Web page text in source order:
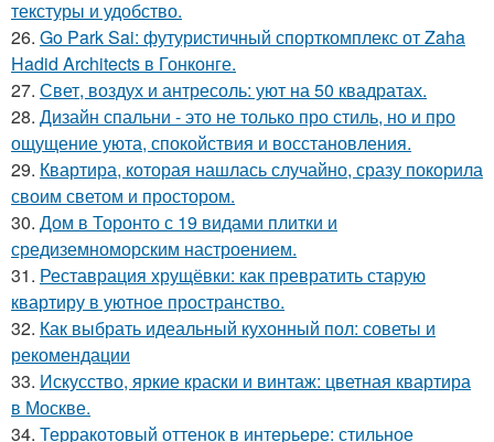
текстуры и удобство.
26. Go Park Sai: футуристичный спорткомплекс от Zaha
Hadid Architects в Гонконге.
27. Свет, воздух и антресоль: уют на 50 квадратах.
28. Дизайн спальни - это не только про стиль, но и про
ощущение уюта, спокойствия и восстановления.
29. Квартира, которая нашлась случайно, сразу покорила
своим светом и простором.
30. Дом в Торонто с 19 видами плитки и
средиземноморским настроением.
31. Реставрация хрущёвки: как превратить старую
квартиру в уютное пространство.
32. Как выбрать идеальный кухонный пол: советы и
рекомендации
33. Искусство, яркие краски и винтаж: цветная квартира
в Москве.
34. Терракотовый оттенок в интерьере: стильное